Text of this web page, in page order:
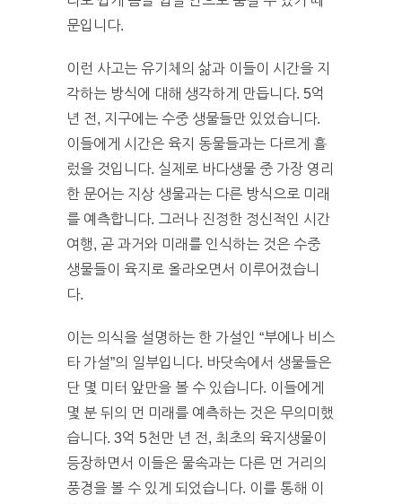
문입니다.
이런 사고는 유기체의 삶과 이들이 시간을 지
각하는 방식에 대해 생각하게 만듭니다. 5억
년 전, 지구에는 수중 생물들만 있었습니다.
이들에게 시간은 육지 동물들과는 다르게 흘
렀을 것입니다. 실제로 바다생물 중 가장 영리
한 문어는 지상 생물과는 다른 방식으로 미래
를 예측합니다. 그러나 진정한 정신적인 시간
여행, 곧 과거와 미래를 인식하는 것은 수중
생물들이 육지로 올라오면서 이루어졌습니
다.
이는 의식을 설명하는 한 가설인 “부에나 비스
타 가설”의 일부입니다. 바닷속에서 생물들은
단 몇 미터 앞만을 볼 수 있습니다. 이들에게
몇 분 뒤의 먼 미래를 예측하는 것은 무의미했
습니다. 3억 5천만 년 전, 최초의 육지생물이
등장하면서 이들은 물속과는 다른 먼 거리의
풍경을 볼 수 있게 되었습니다. 이를 통해 이